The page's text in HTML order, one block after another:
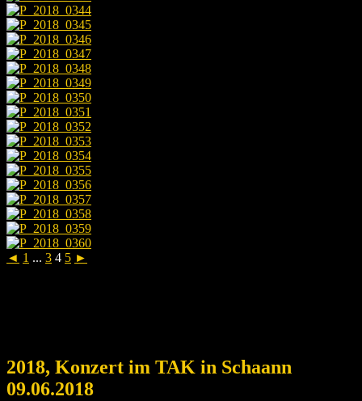
◄ 1 ... 3 4 5 ►
2018, Konzert im TAK in Schaann
09.06.2018